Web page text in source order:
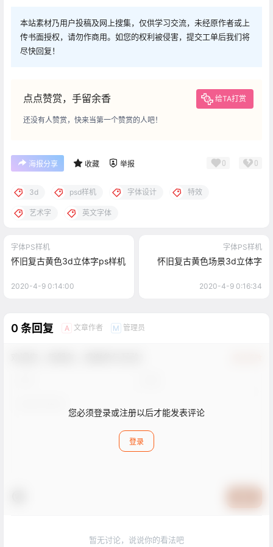
本站素材乃用户投稿及网上搜集，仅供学习交流，未经原作者或上
传书面授权，请勿作商用。如您的权利被侵害，提交工单后我们将
尽快回复！
点点赞赏，手留余香 给TA打赏
还没有人赞赏，快来当第一个赞赏的人吧！
海报分享 收藏 举报 0 0
3d psd样机 字体设计 特效
艺术字 英文字体
字体PS样机
怀旧复古黄色3d立体字ps样机
2020-4-9 0:14:00
字体PS样机
怀旧复古黄色场景3d立体字
2020-4-9 0:16:34
0 条回复 A 文章作者 M 管理员
您必须登录或注册以后才能发表评论
登录
暂无讨论，说说你的看法吧